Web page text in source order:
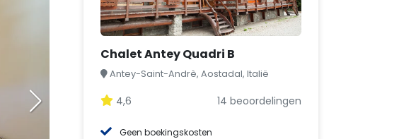
Chalet Antey Quadri B
Antey-Saint-Andrè, Aostadal, Italië
4,6 14 beoordelingen
Geen boekingskosten